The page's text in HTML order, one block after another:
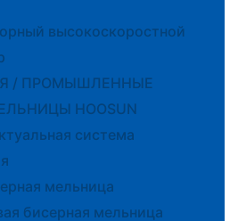
высокоскоростной
/ ПРОМЫШЛЕННЫЕ
HOOSUN
система
мельница
бисерная мельница